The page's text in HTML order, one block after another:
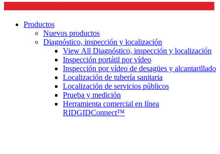
Productos
Nuevos productos
Diagnóstico, inspección y localización
View All Diagnóstico, inspección y localización
Inspección portátil por vídeo
Inspección por vídeo de desagües y alcantarillado
Localización de tubería sanitaria
Localización de servicios públicos
Prueba y medición
Herramienta comercial en línea
RIDGIDConnect™